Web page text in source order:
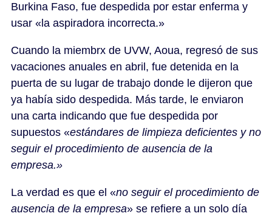
Burkina Faso, fue despedida por estar enferma y
usar «la aspiradora incorrecta.»
Cuando la miembrx de UVW, Aoua, regresó de sus
vacaciones anuales en abril, fue detenida en la
puerta de su lugar de trabajo donde le dijeron que
ya había sido despedida. Más tarde, le enviaron
una carta indicando que fue despedida por
supuestos «estándares de limpieza deficientes y no
seguir el procedimiento de ausencia de la
empresa.»
La verdad es que el «no seguir el procedimiento de
ausencia de la empresa» se refiere a un solo día